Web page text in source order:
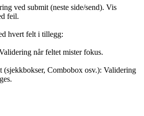
ved submit (neste side/send). Vis
feil.
hvert felt i tillegg:
når feltet mister fokus.
(sjekkbokser, Combobox osv.): Validering